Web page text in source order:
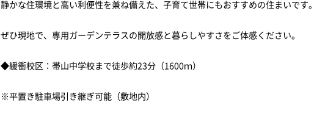
静かな住環境と高い利便性を兼ね備えた、子育て世帯にもおすすめの住まいです
ぜひ現地で、専用ガーデンテラスの開放感と暮らしやすさをご体感ください。
◆緩衝校区：帯山中学校まで徒歩約23分（1600ｍ）
※平置き駐車場引き継ぎ可能（敷地内）